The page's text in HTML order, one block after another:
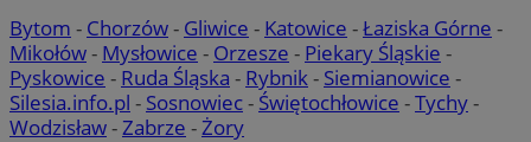
Bytom - Chorzów- Gliwice - Katowice -Łaziska Górne -
Mikołów- Mysłowice - Orzesze - Piekary Śląskie -
Pyskowice - Ruda Śląska - Rybnik- Siemianowice -
Silesia.info.pl - Sosnowiec- Świętochłowice -Tychy-
Wodzisław-Zabrze -Żory